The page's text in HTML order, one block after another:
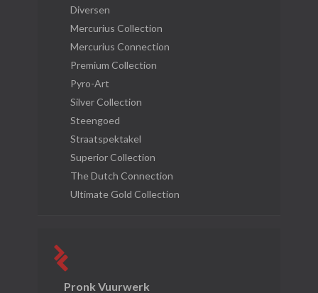
Diversen
Mercurius Collection
Mercurius Connection
Premium Collection
Pyro-Art
Silver Collection
Steengoed
Straatspektakel
Superior Collection
The Dutch Connection
Ultimate Gold Collection
Pronk Vuurwerk